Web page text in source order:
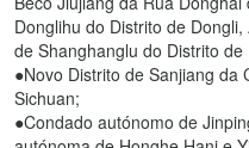
Donglihu do Distrito de
de Shanghanglu do Distrito
●Novo Distrito de Sanjiang da
Sichuan;
●Condado autónomo de